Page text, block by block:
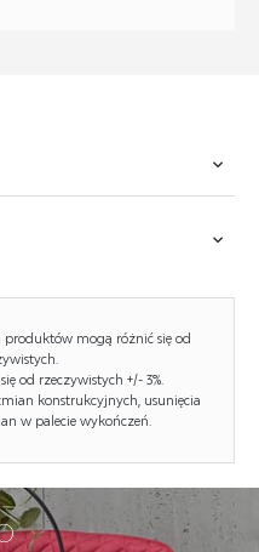
płyta meblowa
tradycyjny
drewniane
mogą różnić się od
od rzeczywistych +/- 3%.
konstrukcyjnych, usunięcia
w palecie wykończeń.